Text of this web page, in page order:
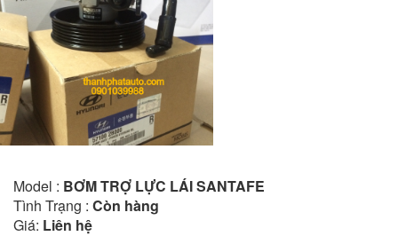
Model : BƠM TRỢ LỰC LÁI SANTAFE
Tình Trạng : Còn hàng
Giá: Liên hệ